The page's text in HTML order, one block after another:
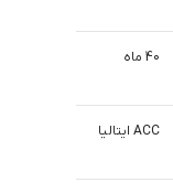
40 ماه
ACC ایتالیا